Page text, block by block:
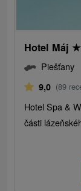
Hotel Máj ★
Piešťany
9,0 (89
Hotel Spa &
části